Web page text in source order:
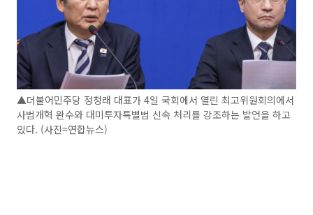
▲더불어민주당 정청래 대표가 4일 국회에서 열린 최고위원회의에서
사법개혁 완수와 대미투자특별법 신속 처리를 강조하는 발언을 하고
있다. (사진=연합뉴스)